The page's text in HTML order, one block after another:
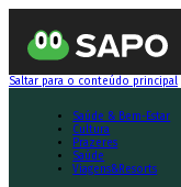
Saltar para o conteúdo principal
Saúde & Bem-Estar
Cultura
Prazeres
Saúde
Viagens&Resorts